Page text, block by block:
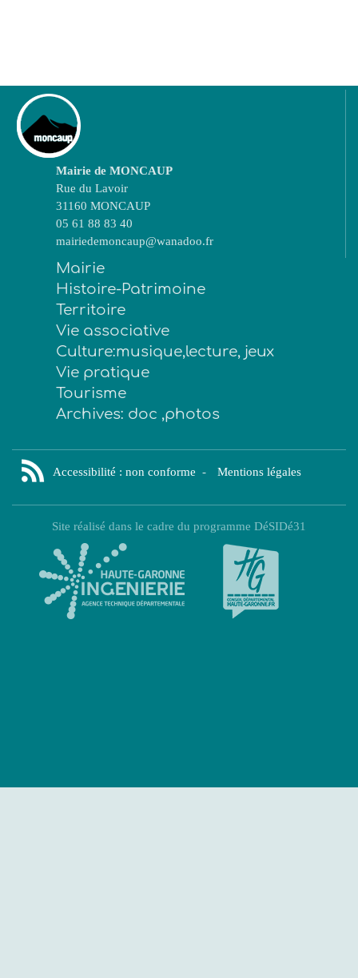
Mairie de MONCAUP
Rue du Lavoir
31160 MONCAUP
05 61 88 83 40
mairiedemoncaup@wanadoo.fr
Mairie
Histoire-Patrimoine
Territoire
Vie associative
Culture:musique,lecture, jeux
Vie pratique
Tourisme
Archives: doc ,photos
Accessibilité : non conforme - Mentions légales
Site réalisé dans le cadre du programme DéSIDé31